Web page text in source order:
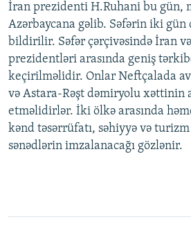
İran prezidenti H.Ruhani bu gün,
Azərbaycana gəlib. Səfərin iki gün
bildirilir. Səfər çərçivəsində İran
prezidentləri arasında geniş
keçirilməlidir. Onlar Neftçalada
və Astara-Rəşt dəmiryolu xəttinin
etməlidirlər. İki ölkə arasında
kənd təsərrüfatı, səhiyyə və
sənədlərin imzalanacağı gözlənir.